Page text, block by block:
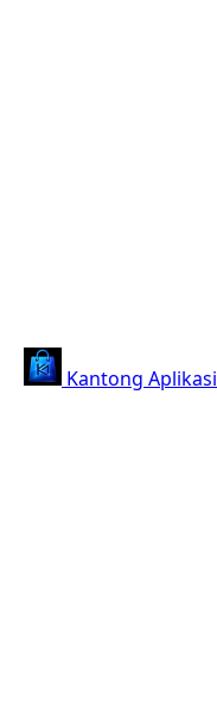
Kantong Aplikasi